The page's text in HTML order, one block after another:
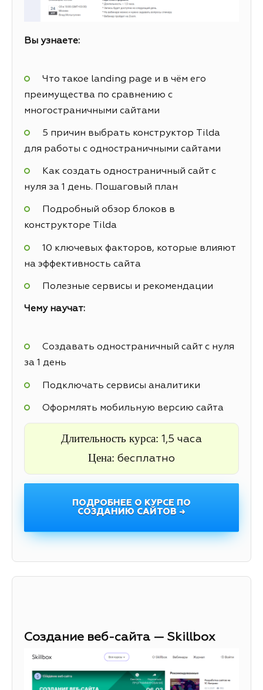
Вы узнаете:
Что такое landing page и в чём его
преимущества по сравнению с
многостраничными сайтами
5 причин выбрать конструктор Tilda
для работы с одностраничными сайтами
Как создать одностраничный сайт с
нуля за 1 день. Пошаговый план
Подробный обзор блоков в
конструкторе Tilda
10 ключевых факторов, которые влияют
на эффективность сайта
Полезные сервисы и рекомендации
Чему научат:
Создавать одностраничный сайт с нуля
за 1 день
Подключать сервисы аналитики
Оформлять мобильную версию сайта
Длительность курса: 1,5 часа
Цена: бесплатно
ПОДРОБНЕЕ О КУРСЕ ПО
СОЗДАНИЮ САЙТОВ →
Создание веб-сайта — Skillbox